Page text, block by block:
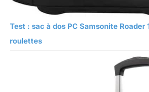
Test : sac à dos PC Samsonite Roader
roulettes